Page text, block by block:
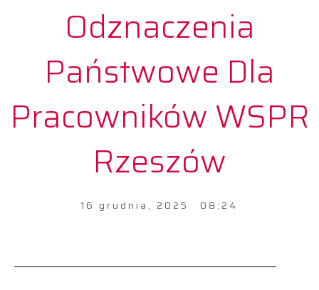
Odznaczenia
Państwowe Dla
Pracowników WSPR
Rzeszów
16 grudnia, 2025 08:24